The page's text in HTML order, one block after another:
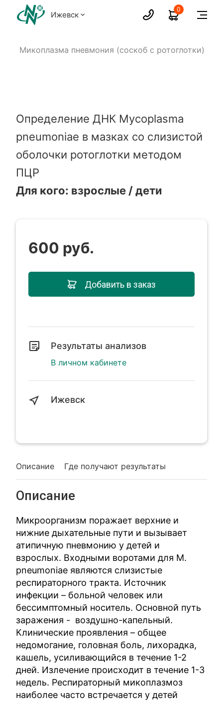
Ижевск
0
Микоплазма пневмония (соскоб с ротоглотки)
Определение ДНК Mycoplasma
pneumoniae в мазках со слизистой
оболочки ротоглотки методом
ПЦР
Для кого: взрослые / дети
Описание Где получают результаты
Описание
Микроорганизм поражает верхние и
нижние дыхательные пути и вызывает
атипичную пневмонию у детей и
взрослых. Входными воротами для M.
pneumoniae являются слизистые
респираторного тракта. Источник
инфекции – больной человек или
бессимптомный носитель. Основной путь
заражения - воздушно-капельный.
Клинические проявления – общее
недомогание, головная боль, лихорадка,
кашель, усиливающийся в течение 1-2
дней. Излечение происходит в течение 1-3
недель. Респираторный микоплазмоз
наиболее часто встречается у детей
600 руб.
Добавить в заказ
Результаты анализов
В личном кабинете
Ижевск